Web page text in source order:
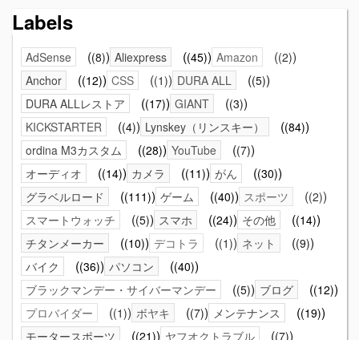
Labels
AdSense (8) Aliexpress (45) Amazon
(2)
Anchor
(12) CSS (1) DURA ALL
(5)
DURA ALLレストア
(17) GIANT
(3)
KICKSTARTER
(4) Lynskey（リンスキー）
(84)
ordina M3カスタム
(28) YouTube
(7)
オーディオ
(14) カメラ (11) がん
(30)
グラベルロード
(111) ゲーム (40) スポーツ
(2)
スマートウォッチ
(5) スマホ (24) その他
(14)
チタンメーカー
(10) デコトラ (1) ネット
(9)
バイク
(36) パソコン
(40)
ブラックマンデー・サイバーマンデー
(5) ブログ
(12)
プロバイダー
(1) ボヤキ (7) メンテナンス
(19)
モータースポーツ
(21) ヤフオクトラブル (7)